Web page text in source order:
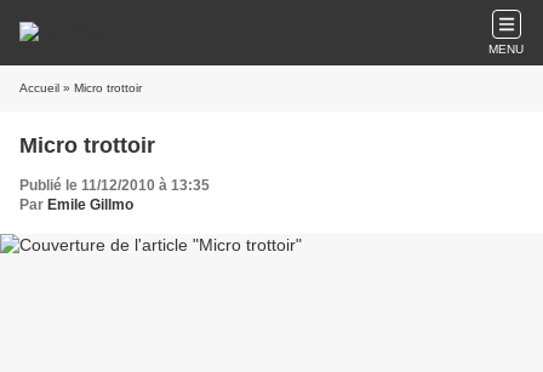
MENU
Accueil » Micro trottoir
Micro trottoir
Publié le 11/12/2010 à 13:35
Par Emile Gillmo